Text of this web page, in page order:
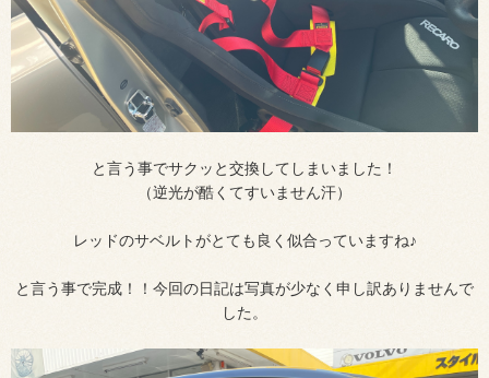
と言う事でサクッと交換してしまいました！
（逆光が酷くてすいません汗）
レッドのサベルトがとても良く似合っていますね♪
と言う事で完成！！今回の日記は写真が少なく申し訳ありませんで
した。